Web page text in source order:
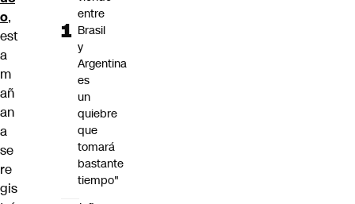
o,
est
a
m
añ
an
a
se
re
gis
entre
Brasil
y
Argentina
es
un
quiebre
que
tomará
bastante
tiempo"